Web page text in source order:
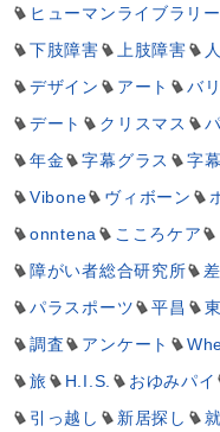
ヒューマンライブラリー
下肢障害
上肢障害
デザイン
アート バ
デート
クリスマス
年金
字幕グラス 字幕
Vibone
ヴィボーン
onntena
こころケア
障がい者総合研究所
パラスポーツ
平昌
調査
アンケート
旅
H.I.S. おゆみパイ
引っ越し
新居探し